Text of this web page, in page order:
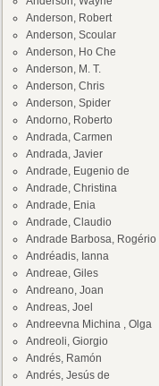
Anderson, Robert
Anderson, Scoular
Anderson, Ho Che
Anderson, M. T.
Anderson, Chris
Anderson, Spider
Andorno, Roberto
Andrada, Carmen
Andrada, Javier
Andrade, Eugenio de
Andrade, Christina
Andrade, Enia
Andrade, Claudio
Andrade Barbosa, Rogério
Andréadis, Ianna
Andreae, Giles
Andreano, Joan
Andreas, Joel
Andreevna Michina , Olga
Andreoli, Giorgio
Andrés, Ramón
Andrés, Jesús de